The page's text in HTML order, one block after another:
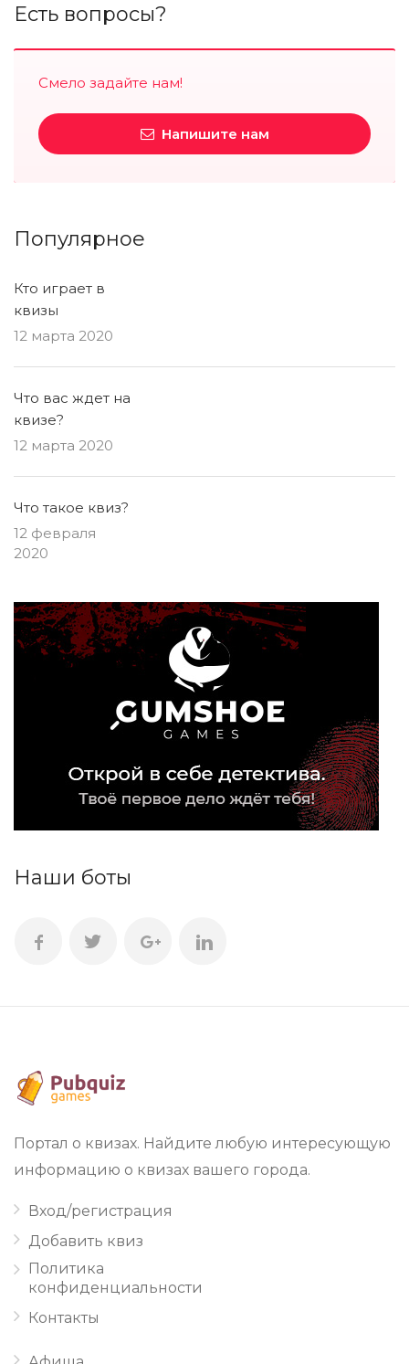
Есть вопросы?
Смело задайте нам!
Напишите нам
Популярное
Кто играет в
квизы
12 марта 2020
Что вас ждет на
квизе?
12 марта 2020
Что такое квиз?
12 февраля
2020
Наши боты
Портал о квизах. Найдите любую интересующую
информацию о квизах вашего города.
Вход/регистрация
Добавить квиз
Политика
конфиденциальности
Контакты